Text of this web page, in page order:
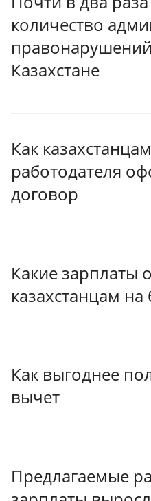
количество
Казахстане
Как
работодателя
договор
Какие зарплаты
казахстанцам
Как выгоднее
вычет
Предлагаемые